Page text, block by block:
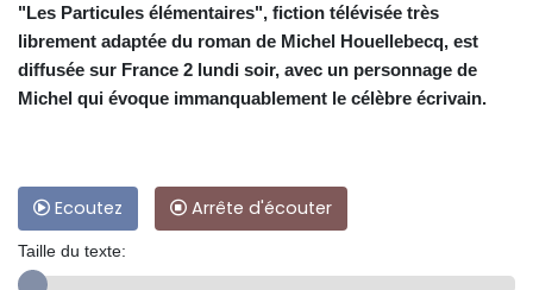
"Les Particules élémentaires", fiction télévisée très
librement adaptée du roman de Michel Houellebecq, est
diffusée sur France 2 lundi soir, avec un personnage de
Michel qui évoque immanquablement le célèbre écrivain.
Ecoutez Arrête d'écouter
Taille du texte: